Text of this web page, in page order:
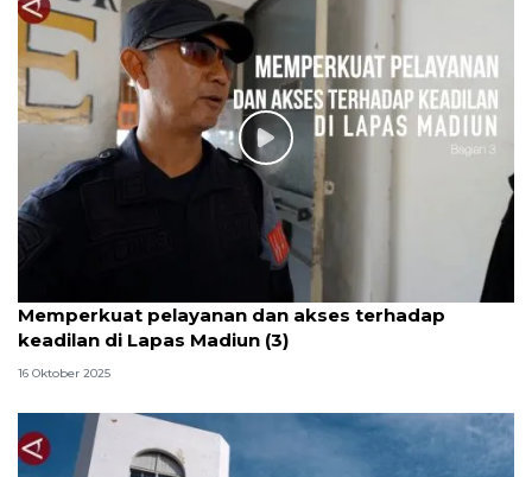
Memperkuat pelayanan dan akses terhadap
keadilan di Lapas Madiun (3)
16 Oktober 2025